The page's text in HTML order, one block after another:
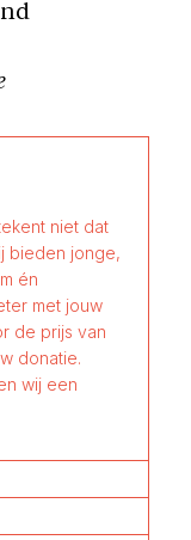
niet dat
bieden jonge,
én
met jouw
de prijs van
donatie.
wij een